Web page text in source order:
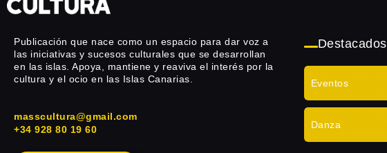
Publicación que nace como un espacio para dar voz a
las iniciativas y sucesos culturales que se desarrollan
en las islas. Apoya, mantiene y reaviva el interés por la
cultura y el ocio en las Islas Canarias.
masscultura@gmail.com
+34 928 80 19 60
Destacados
Eventos
Danza